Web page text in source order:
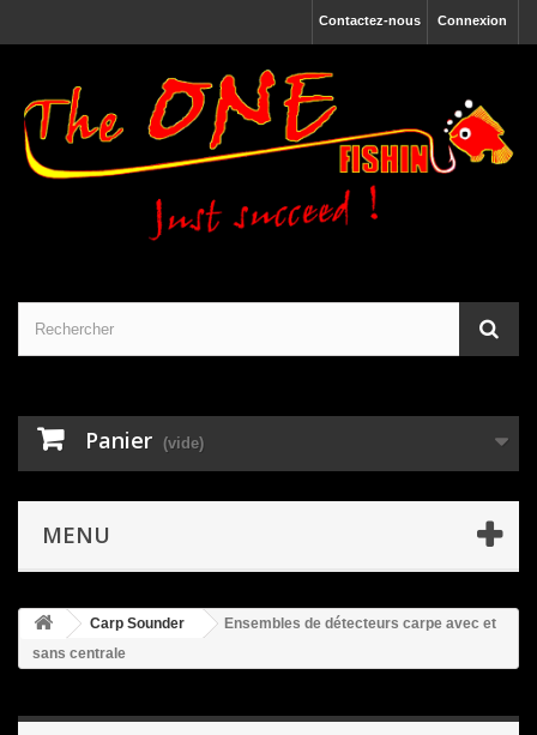
Connexion
Contactez-nous
Panier (vide)
MENU
Carp Sounder
Ensembles de détecteurs carpe avec et
sans centrale